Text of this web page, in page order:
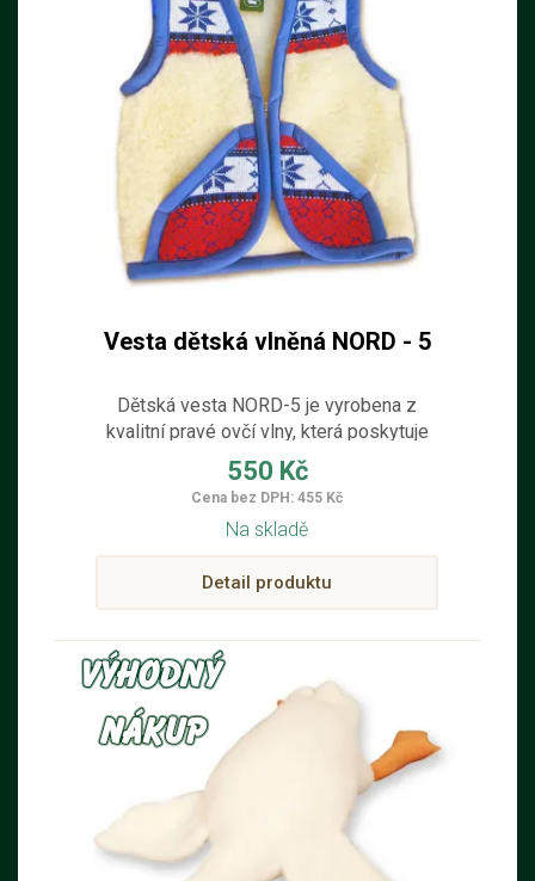
Vesta dětská vlněná NORD - 5
Dětská vesta NORD-5 je vyrobena z
kvalitní pravé ovčí vlny, která poskytuje
přirozené teplo, pohodlí a ochranu během
chladných dnů. Ovčí vlna výborně izoluje,
je prodyšná a pomáhá udržovat stálou
tělesnou teplotu dítěte. Vesta má
praktické zapínání na zip, díky kterému
se snadno obléká i svléká.
550 Kč
Cena bez DPH: 455 Kč
Na skladě
Detail produktu